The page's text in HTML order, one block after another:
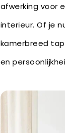
afwerking voor
interieur. Of je
kamerbreed
en